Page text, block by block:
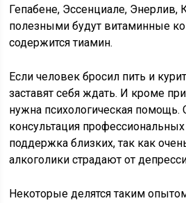
Гепабене, Эссенциале, Энерлив,
полезными будут витаминные
содержится тиамин.
Если человек бросил пить и
заставят себя ждать. И кроме
нужна психологическая помощь.
консультация
поддержка близких, так как
алкоголики страдают от
Некоторые делятся таким